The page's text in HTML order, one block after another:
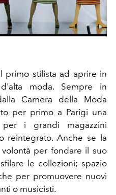
primo stilista ad aprire in
moda. Sempre in
Camera della Moda
per primo a Parigi una
per i grandi magazzini
reintegrato. Anche se la
per fondare il suo
le collezioni; spazio
per promuovere nuovi
o musicisti.